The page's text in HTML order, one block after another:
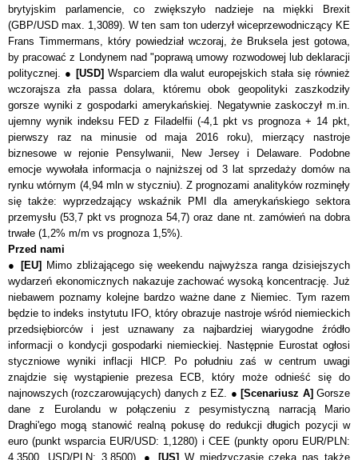
brytyjskim parlamencie, co zwiększyło nadzieje na miękki Brexit
(GBP/USD max. 1,3089). W ten sam ton uderzył wiceprzewodniczący KE
Frans Timmermans, który powiedział wczoraj, że Bruksela jest gotowa,
by pracować z Londynem nad "poprawą umowy rozwodowej lub deklaracji
politycznej. ● [USD] Wsparciem dla walut europejskich stała się również
wczorajsza zła passa dolara, któremu obok geopolityki zaszkodziły
gorsze wyniki z gospodarki amerykańskiej. Negatywnie zaskoczył m.in.
ujemny wynik indeksu FED z Filadelfii (-4,1 pkt vs prognoza + 14 pkt,
pierwszy raz na minusie od maja 2016 roku), mierzący nastroje
biznesowe w rejonie Pensylwanii, New Jersey i Delaware. Podobne
emocje wywołała informacja o najniższej od 3 lat sprzedaży domów na
rynku wtórnym (4,94 mln w styczniu). Z prognozami analityków rozminęły
się także: wyprzedzający wskaźnik PMI dla amerykańskiego sektora
przemysłu (53,7 pkt vs prognoza 54,7) oraz dane nt. zamówień na dobra
trwałe (1,2% m/m vs prognoza 1,5%).
Przed nami
● [EU] Mimo zbliżającego się weekendu najwyższa ranga dzisiejszych
wydarzeń ekonomicznych nakazuje zachować wysoką koncentrację. Już
niebawem poznamy kolejne bardzo ważne dane z Niemiec. Tym razem
będzie to indeks instytutu IFO, który obrazuje nastroje wśród niemieckich
przedsiębiorców i jest uznawany za najbardziej wiarygodne źródło
informacji o kondycji gospodarki niemieckiej. Następnie Eurostat ogłosi
styczniowe wyniki inflacji HICP. Po południu zaś w centrum uwagi
znajdzie się wystąpienie prezesa ECB, który może odnieść się do
najnowszych (rozczarowujących) danych z EZ. ●[Scenariusz A]Gorsze
dane z Eurolandu w połączeniu z pesymistyczną narracją Mario
Draghi'ego mogą stanowić realną pokusę do redukcji długich pozycji w
euro (punkt wsparcia EUR/USD: 1,1280) i CEE (punkty oporu EUR/PLN:
4,3500, USD/PLN: 3,8500). ● [US] W międzyczasie czeka nas także